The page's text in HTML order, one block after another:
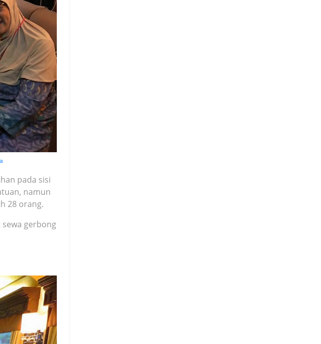
pada sisi
namun
28 orang.
sewa gerbong